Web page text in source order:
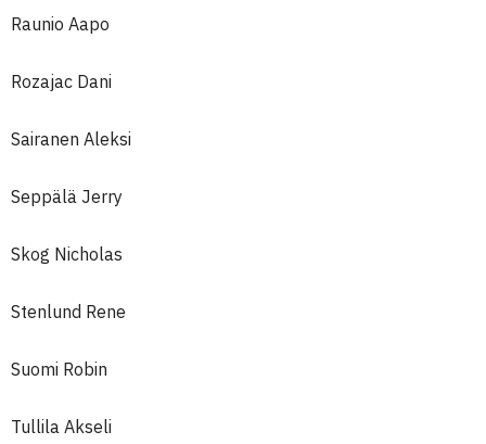
Raunio Aapo
Rozajac Dani
Sairanen Aleksi
Seppälä Jerry
Skog Nicholas
Stenlund Rene
Suomi Robin
Tullila Akseli